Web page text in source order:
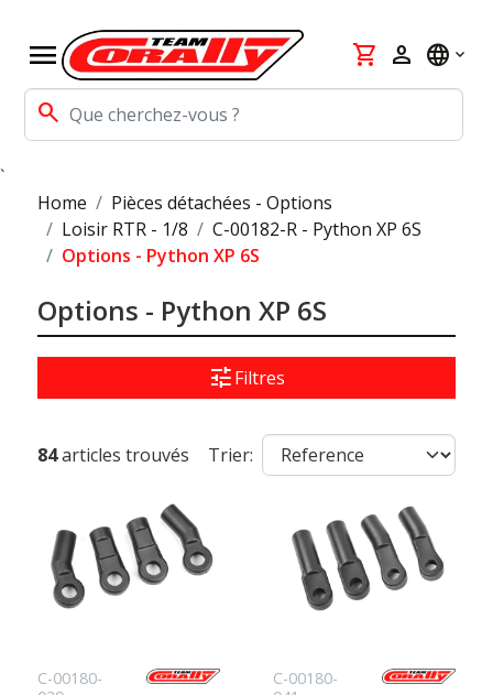
menu
search
shopping_cart person language
`
Home
Pièces détachées - Options
Loisir RTR - 1/8
C-00182-R - Python XP 6S
Options - Python XP 6S
Options - Python XP 6S
tuneFiltres
84articles trouvés Trier:
C-00180-
C-00180-